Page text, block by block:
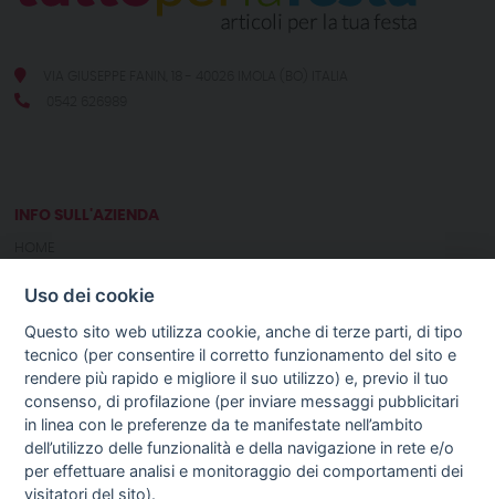
INFO SULL'AZIENDA
NOTIZIE
GUIDA AGLI ACQUISTI
PROCEDURA DI ACQUISTO
DIRITTO DI RECESSO
SPEDIZIONI E COSTI
Uso dei cookie
Questo sito web utilizza cookie, anche di terze parti, di tipo
tecnico (per consentire il corretto funzionamento del sito e
rendere più rapido e migliore il suo utilizzo) e, previo il tuo
consenso, di profilazione (per inviare messaggi pubblicitari
in linea con le preferenze da te manifestate nell’ambito
dell’utilizzo delle funzionalità e della navigazione in rete e/o
per effettuare analisi e monitoraggio dei comportamenti dei
visitatori del sito).